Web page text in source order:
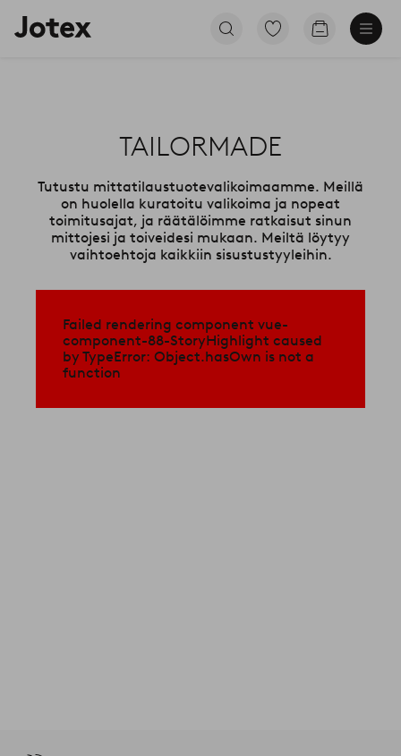
TAILORMADE
Tutustu mittatilaustuotevalikoimaamme. Meillä
on huolella kuratoitu valikoima ja nopeat
toimitusajat, ja räätälöimme ratkaisut sinun
mittojesi ja toiveidesi mukaan. Meiltä löytyy
vaihtoehtoja kaikkiin sisustustyyleihin.
Failed rendering component vue-
component-88-StoryHighlight caused
by TypeError: Object.hasOwn is not a
function